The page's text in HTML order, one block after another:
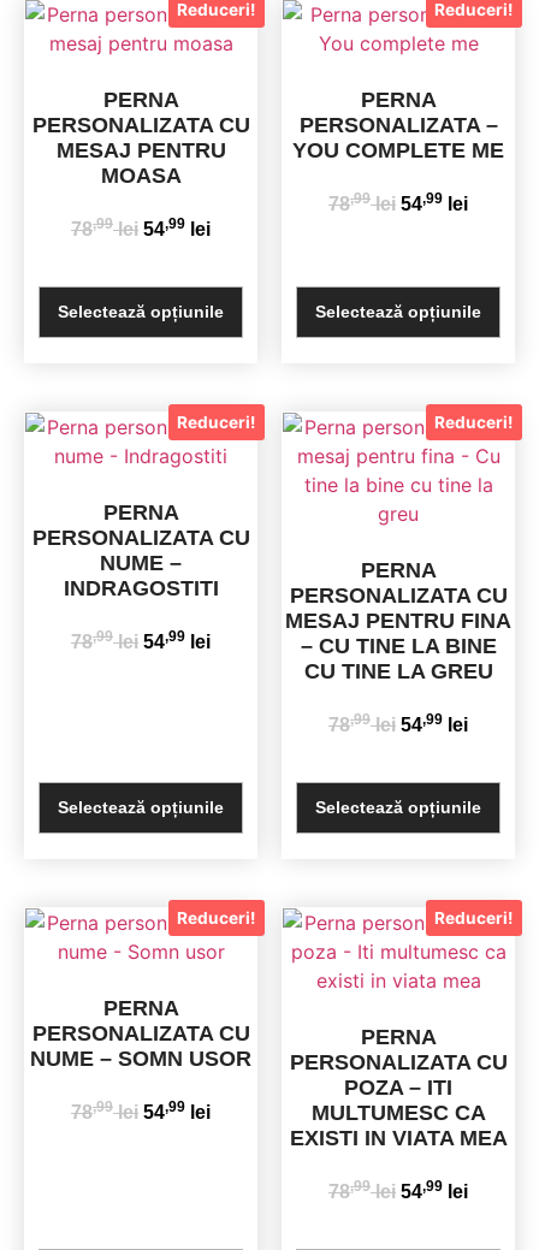
Reduceri!
PERNA
PERSONALIZATA CU
MESAJ PENTRU
MOASA
78,99 lei 54,99 lei
Selectează opțiunile
Reduceri!
PERNA
PERSONALIZATA –
YOU COMPLETE ME
78,99 lei 54,99 lei
Selectează opțiunile
Reduceri!
PERNA
PERSONALIZATA CU
NUME –
INDRAGOSTITI
78,99 lei 54,99 lei
Selectează opțiunile
Reduceri!
PERNA
PERSONALIZATA CU
MESAJ PENTRU FINA
– CU TINE LA BINE
CU TINE LA GREU
78,99 lei 54,99 lei
Selectează opțiunile
Reduceri!
PERNA
PERSONALIZATA CU
NUME – SOMN USOR
78,99 lei 54,99 lei
Reduceri!
PERNA
PERSONALIZATA CU
POZA – ITI
MULTUMESC CA
EXISTI IN VIATA MEA
78,99 lei 54,99 lei